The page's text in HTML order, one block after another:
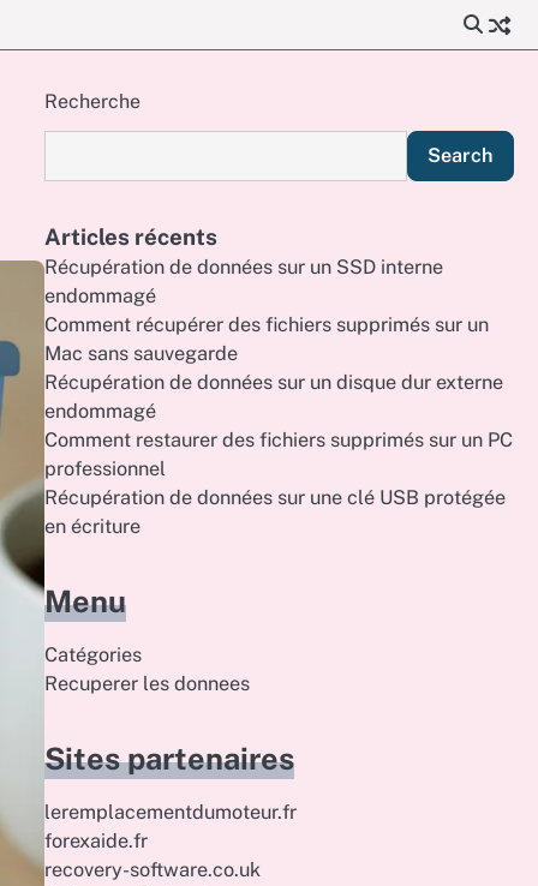
Recherche
Search
Articles récents
Récupération de données sur un SSD interne
endommagé
Comment récupérer des fichiers supprimés sur un
Mac sans sauvegarde
Récupération de données sur un disque dur externe
endommagé
Comment restaurer des fichiers supprimés sur un PC
professionnel
Récupération de données sur une clé USB protégée
en écriture
Menu
Catégories
Recuperer les donnees
Sites partenaires
leremplacementdumoteur.fr
forexaide.fr
recovery-software.co.uk